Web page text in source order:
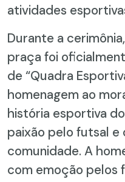
atividades
Durante a
praça foi
de “Quadra
homenagem ao
história esportiva
paixão pelo futsal e
comunidade. A
com emoção pelos